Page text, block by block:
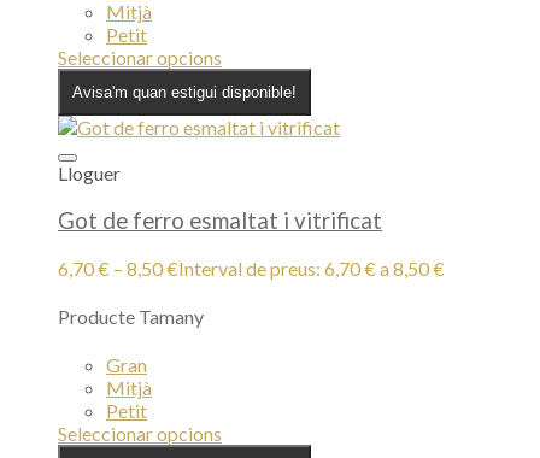
Mitjà
Petit
Seleccionar opcions
Avisa'm quan estigui disponible!
Lloguer
Got de ferro esmaltat i vitrificat
6,70€ – 8,50€Interval de preus: 6,70 € a 8,50 €
Producte Tamany
Gran
Mitjà
Petit
Seleccionar opcions